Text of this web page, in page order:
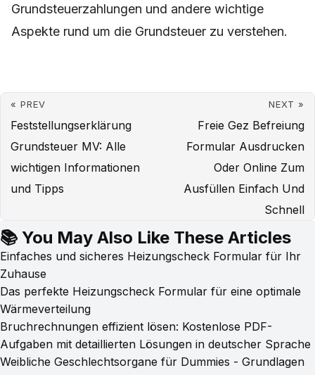
Grundsteuerzahlungen und andere wichtige
Aspekte rund um die Grundsteuer zu verstehen.
« PREV
Feststellungserklärung
Grundsteuer MV: Alle
wichtigen Informationen
und Tipps
NEXT »
Freie Gez Befreiung
Formular Ausdrucken
Oder Online Zum
Ausfüllen Einfach Und
Schnell
📚 You May Also Like These Articles
Einfaches und sicheres Heizungscheck Formular für Ihr
Zuhause
Das perfekte Heizungscheck Formular für eine optimale
Wärmeverteilung
Bruchrechnungen effizient lösen: Kostenlose PDF-
Aufgaben mit detaillierten Lösungen in deutscher Sprache
Weibliche Geschlechtsorgane für Dummies - Grundlagen